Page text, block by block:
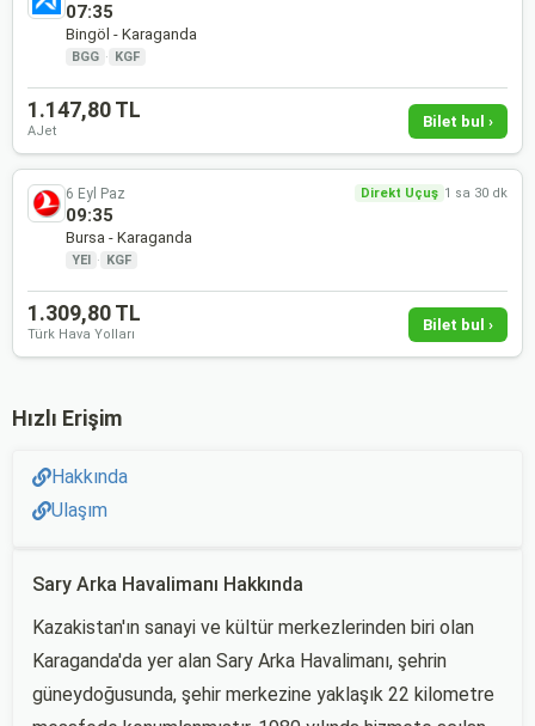
07:35
Bingöl - Karaganda
BGG · KGF
1.147,80 TL
AJet
Bilet bul ›
6 Eyl Paz Direkt Uçuş 1 sa 30 dk
09:35
Bursa - Karaganda
YEI · KGF
1.309,80 TL
Türk Hava Yolları
Bilet bul ›
Hızlı Erişim
Hakkında
Ulaşım
Sary Arka Havalimanı Hakkında
Kazakistan'ın sanayi ve kültür merkezlerinden biri olan
Karaganda'da yer alan Sary Arka Havalimanı, şehrin
güneydoğusunda, şehir merkezine yaklaşık 22 kilometre